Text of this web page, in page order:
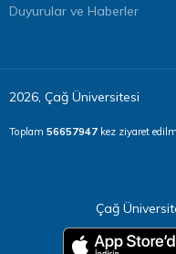
Duyurular ve Haberler
2026, Çağ Üniversitesi
Toplam 56657947 kez ziyaret
Çağ